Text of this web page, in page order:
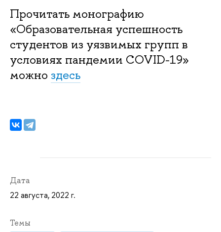
Прочитать монографию
«Образовательная успешность
студентов из уязвимых групп в
условиях пандемии COVID-19»
можно здесь
Дата
22 августа, 2022 г.
Темы